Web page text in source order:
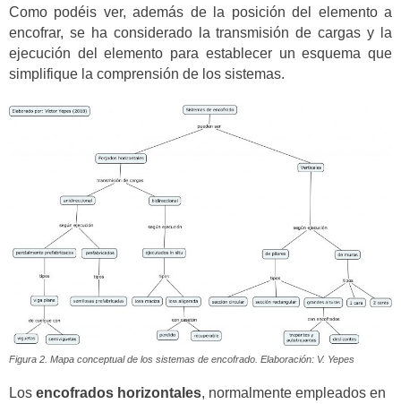
Como podéis ver, además de la posición del elemento a
encofrar, se ha considerado la transmisión de cargas y la
ejecución del elemento para establecer un esquema que
simplifique la comprensión de los sistemas.
Figura 2. Mapa conceptual de los sistemas de encofrado. Elaboración: V. Yepes
Los encofrados horizontales, normalmente empleados en